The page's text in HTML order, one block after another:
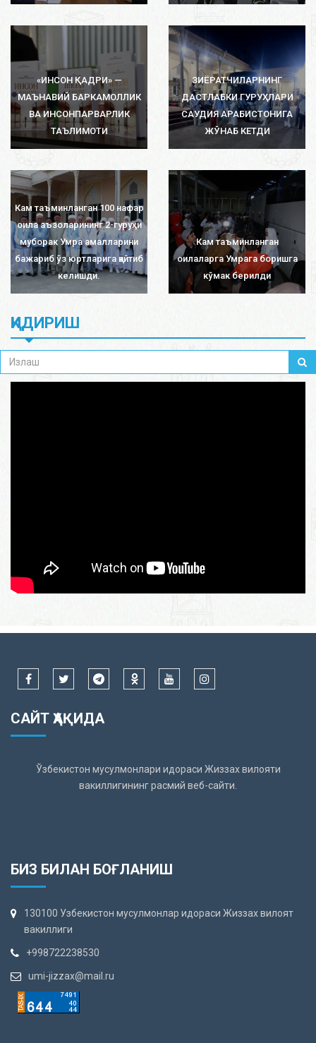
«ИНСОН ҚАДРИ» —
МАЪНАВИЙ БАРКАМОЛЛИК
ВА ИНСОНПАРВАРЛИК
ТАЪЛИМОТИ
ЗИЁРАТЧИЛАРНИНГ
ДАСТЛАБКИ ГУРУҲЛАРИ
САУДИЯ АРАБИСТОНИГА
ЖЎНАБ КЕТДИ
Кам таъминланган 100 нафар
оила аъзоларининг 2-гуруҳи
муборак Умра амалларини
бажариб ўз юртларига қайтиб
келишди.
Кам таъминланган
оилаларга Умрага боришга
кўмак берилди
ҚИДИРИШ
САЙТ ҲАҚИДА
Ўзбекистон мусулмонлари идораси Жиззах вилояти
вакиллигининг расмий веб-сайти.
БИЗ БИЛАН БОҒЛАНИШ
130100 Узбекистон мусулмонлар идораси Жиззах вилоят
вакиллиги
+998722238530
umi-jizzax@mail.ru